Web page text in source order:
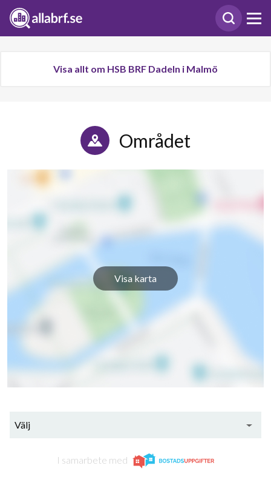
Visa allt om HSB BRF Dadeln i Malmö
Området
Visa karta
Välj
I samarbete med